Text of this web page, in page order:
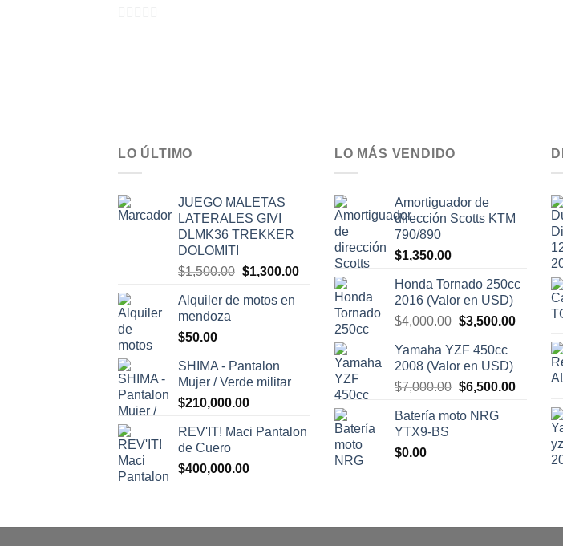
LO ÚLTIMO
JUEGO MALETAS
LATERALES GIVI
DLMK36 TREKKER
DOLOMITI
$1,500.00 El
original
$1,300.00El
$1,300.00.
Alquiler de motos en
mendoza
$50.00
SHIMA - Pantalon
Mujer / Verde militar
$210,000.00
REV'IT! Maci Pantalon
de Cuero
$400,000.00
LO MÁS VENDIDO
Amortiguador de
dirección Scotts KTM
790/890
$1,350.00
Honda Tornado 250cc
2016 (Valor en USD)
$4,000.00 El
original
era:
$4,000.00.
$3,500.00El
Yamaha YZF 450cc
2008 (Valor en USD)
$7,000.00 El
original
$6,500.00El
Batería moto NRG
YTX9-BS
$0.00